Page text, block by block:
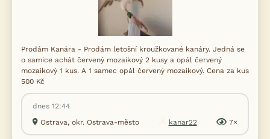
Prodám Kanára - Prodám letošní kroužkované kanáry. Jedná se
o samice achát červený mozaikový 2 kusy a opál červený
mozaikový 1 kus. A 1 samec opál červený mozaikový. Cena za kus
500 Kč
dnes 12:44
Ostrava, okr. Ostrava-město
kanar22 7×